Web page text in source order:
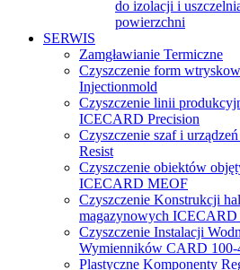
do izolacji i
powierzchni
SERWIS
Zamgławianie Termiczne
Czyszczenie form
Injectionmold
Czyszczenie linii
ICECARD Precision
Czyszczenie szaf i
Resist
Czyszczenie obiektów
ICECARD MEOF
Czyszczenie Konstrukcji
magazynowych ICECARD
Czyszczenie Instalacji
Wymienników CARD 100-
Plastyczne Komponenty